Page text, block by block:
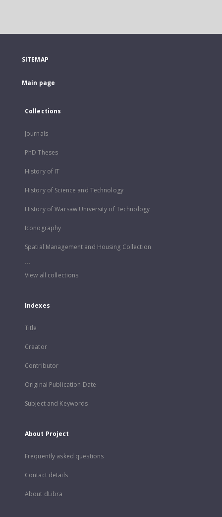
SITEMAP
Main page
Collections
Journals
PhD Theses
History of IT
History of Science and Technology
History of Warsaw University of Technology
Iconography
Spatial Management and Housing Collection
...
View all collections
Indexes
Title
Creator
Contributor
Original Publication Date
Subject and Keywords
About Project
Frequently asked questions
Contact details
About dLibra